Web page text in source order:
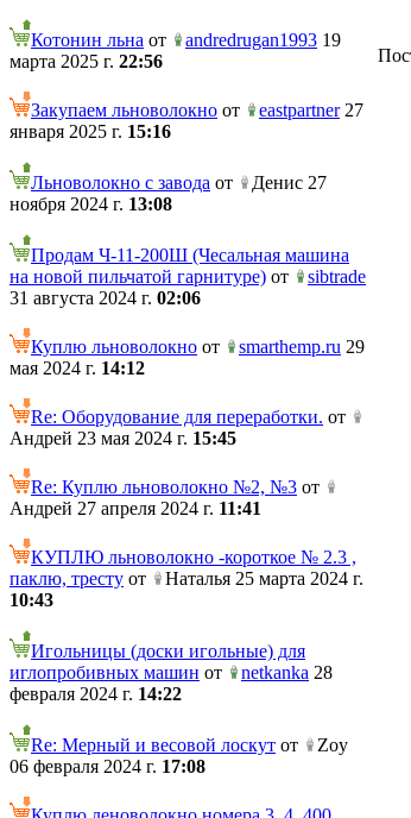
Котонин льна от andredrugan1993 19
марта 2025 г. 22:56
Закупаем льноволокно от eastpartner27
января 2025 г. 15:16
Льноволокно с завода от
Денис 27
ноября 2024 г. 13:08
Продам Ч-11-200Ш (Чесальная машина
на новой пильчатой гарнитуре) от
sibtrade
31 августа 2024 г. 02:06
Куплю льноволокно от smarthemp.ru 29
мая 2024 г. 14:12
Re: Оборудование для переработки. от
Андрей 23 мая 2024 г. 15:45
Re: Куплю льноволокно №2, №3 от
Андрей 27 апреля 2024 г. 11:41
КУПЛЮ льноволокно -короткое № 2.3 ,
паклю, тресту от
Наталья 25 марта 2024 г.
10:43
Игольницы (доски игольные) для
иглопробивных машин от netkanka 28
февраля 2024 г. 14:22
Re: Мерный и весовой лоскут от
Zoy
06 февраля 2024 г. 17:08